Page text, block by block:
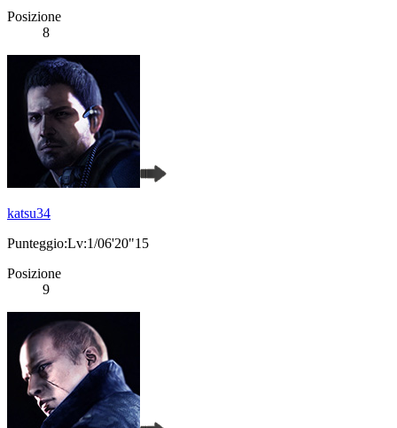
Posizione
8
katsu34
Punteggio:Lv:1/06'20"15
Posizione
9